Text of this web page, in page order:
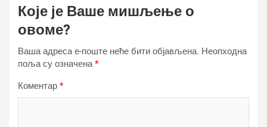
Које је Ваше мишљење о
овоме?
Ваша адреса е-поште неће бити објављена. Неопходна
поља су означена*
Коментар *